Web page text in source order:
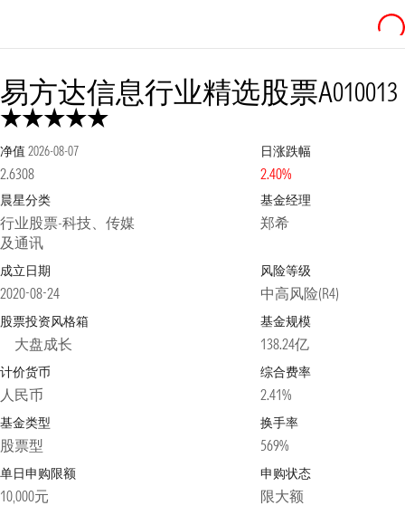
易方达信息行业精选股票A010013
净值 2026-08-07
2.6308
日涨跌幅
2.40%
晨星分类
行业股票-科技、传媒
及通讯
基金经理
郑希
成立日期
2020-08-24
风险等级
中高风险(R4)
股票投资风格箱
大盘成长
基金规模
138.24亿
计价货币
人民币
综合费率
2.41%
基金类型
股票型
换手率
569%
单日申购限额
10,000元
申购状态
限大额